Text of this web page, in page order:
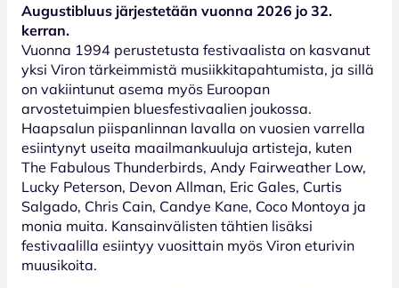
Augustibluus järjestetään vuonna 2026 jo 32.
kerran.
Vuonna 1994 perustetusta festivaalista on kasvanut
yksi Viron tärkeimmistä musiikkitapahtumista, ja sillä
on vakiintunut asema myös Euroopan
arvostetuimpien bluesfestivaalien joukossa.
Haapsalun piispanlinnan lavalla on vuosien varrella
esiintynyt useita maailmankuuluja artisteja, kuten
The Fabulous Thunderbirds, Andy Fairweather Low,
Lucky Peterson, Devon Allman, Eric Gales, Curtis
Salgado, Chris Cain, Candye Kane, Coco Montoya ja
monia muita. Kansainvälisten tähtien lisäksi
festivaalilla esiintyy vuosittain myös Viron eturivin
muusikoita.